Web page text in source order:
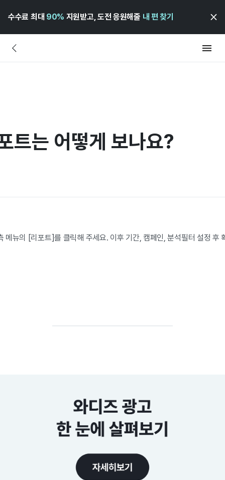
수수료 최대 90% 지원받고, 도전 응원해줄 내 편 찾기
트는 어떻게 보나요?
메뉴의 [리포트]를 클릭해 주세요. 이후 기간, 캠페인, 분석필터 설정 후